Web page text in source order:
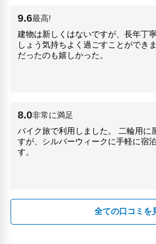
9.6最高!
建物は新しくはないですが、長年丁
しょう気持ちよく過ごすことができ
だったのも嬉しかった。
8.0非常に満足
バイク旅で利用しました。 二輪用に
すが、シルバーウィークに手軽に宿
す。
全ての口コミを